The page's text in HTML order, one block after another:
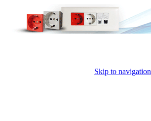
Skip to navigation